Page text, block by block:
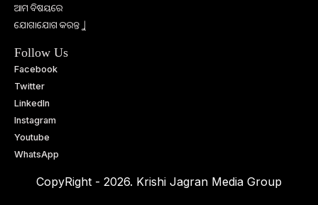
ଆମ ବିଷୟରେ
ଯୋଗାଯୋଗ କରନ୍ତୁ |
Follow Us
Facebook
Twitter
LinkedIn
Instagram
Youtube
WhatsApp
CopyRight - 2026. Krishi Jagran Media Group